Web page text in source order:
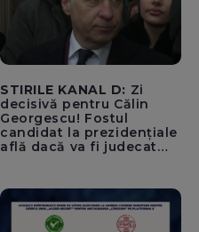
STIRILE KANAL D: Zi
decisivă pentru Călin
Georgescu! Fostul
candidat la prezidențiale
află dacă va fi judecat